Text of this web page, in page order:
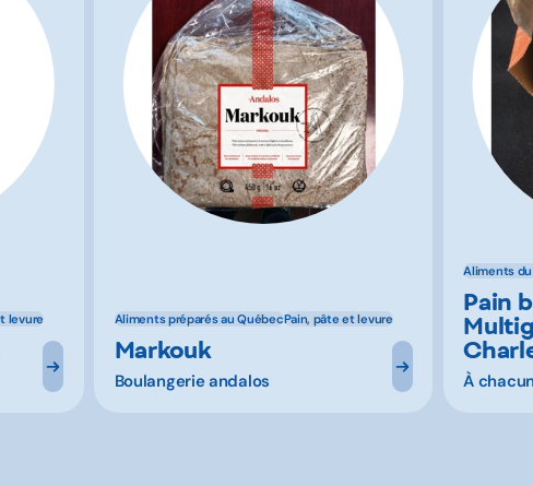
levure Aliments préparés au QuébecPain, pâte et levure
Markouk
Boulangerie andalos
Aliments
Pain
À